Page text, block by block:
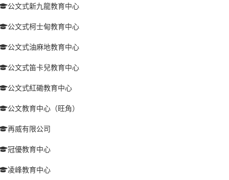
公文式新九龍教育中心
公文式柯士甸教育中心
公文式油麻地教育中心
公文式笛卡兒教育中心
公文式紅磡教育中心
公文教育中心（旺角）
再威有限公司
冠優教育中心
凌峰教育中心